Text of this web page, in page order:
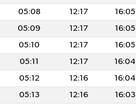
05:08 12:17 16:05
05:09 12:17 16:05
05:10 12:17 16:05
05:11 12:17 16:04
05:12 12:16 16:04
05:13 12:16 16:03